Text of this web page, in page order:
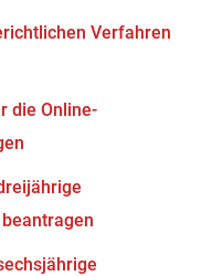
Verfahren
die Online-